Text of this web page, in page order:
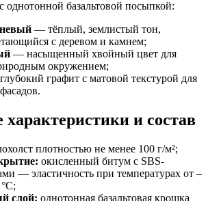
однотонной базальтовой посыпкой:
— тёплый, землистый тон,
с деревом и камнем;
— насыщенный хвойный цвет для
окружением;
графит с матовой текстурой для
характеристики и состав
плотностью не менее 100 г/м²;
окисленный битум с SBS-
— эластичность при температурах от –
слой: однотонная базальтовая крошка